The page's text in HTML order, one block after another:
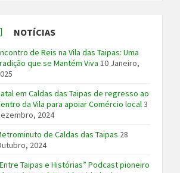
NOTÍCIAS
de Reis na Vila das Taipas: Uma
que se Mantém Viva 10 Janeiro,
em Caldas das Taipas de regresso ao
da Vila para apoiar Comércio local3
2024
de Caldas das Taipas 28
2024
Taipas e Histórias” Podcast pioneiro